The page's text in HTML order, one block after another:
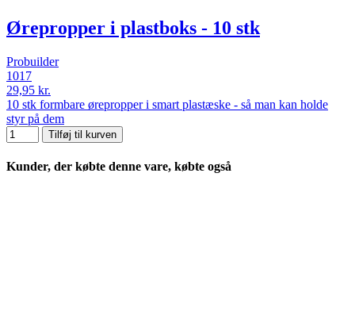
Ørepropper i plastboks - 10 stk
Probuilder
1017
29,95 kr.
10 stk formbare ørepropper i smart plastæske - så man kan holde
styr på dem
Tilføj til kurven
Kunder, der købte denne vare, købte også